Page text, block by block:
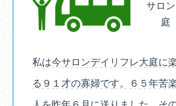
サロン
庭
私は今サロンデイリフレ大庭に
る９１才の寡婦です。６５年苦